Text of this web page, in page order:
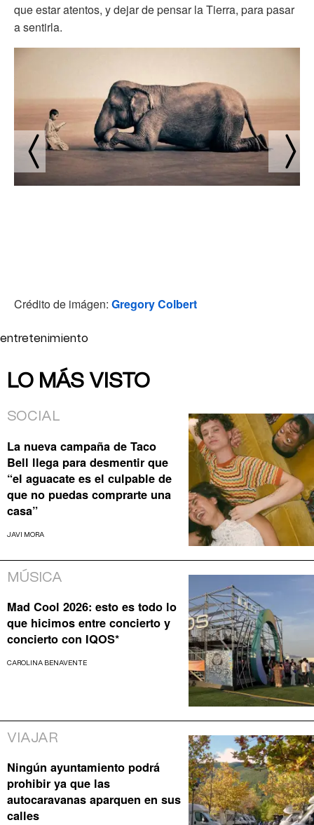
que estar atentos, y dejar de pensar la Tierra, para pasar
a sentirla.
Crédito de imágen: Gregory Colbert
entretenimiento
LO MÁS VISTO
SOCIAL
La nueva campaña de Taco
Bell llega para desmentir que
“el aguacate es el culpable de
que no puedas comprarte una
casa”
JAVI MORA
MÚSICA
Mad Cool 2026: esto es todo lo
que hicimos entre concierto y
concierto con IQOS*
CAROLINA BENAVENTE
VIAJAR
Ningún ayuntamiento podrá
prohibir ya que las
autocaravanas aparquen en sus
calles